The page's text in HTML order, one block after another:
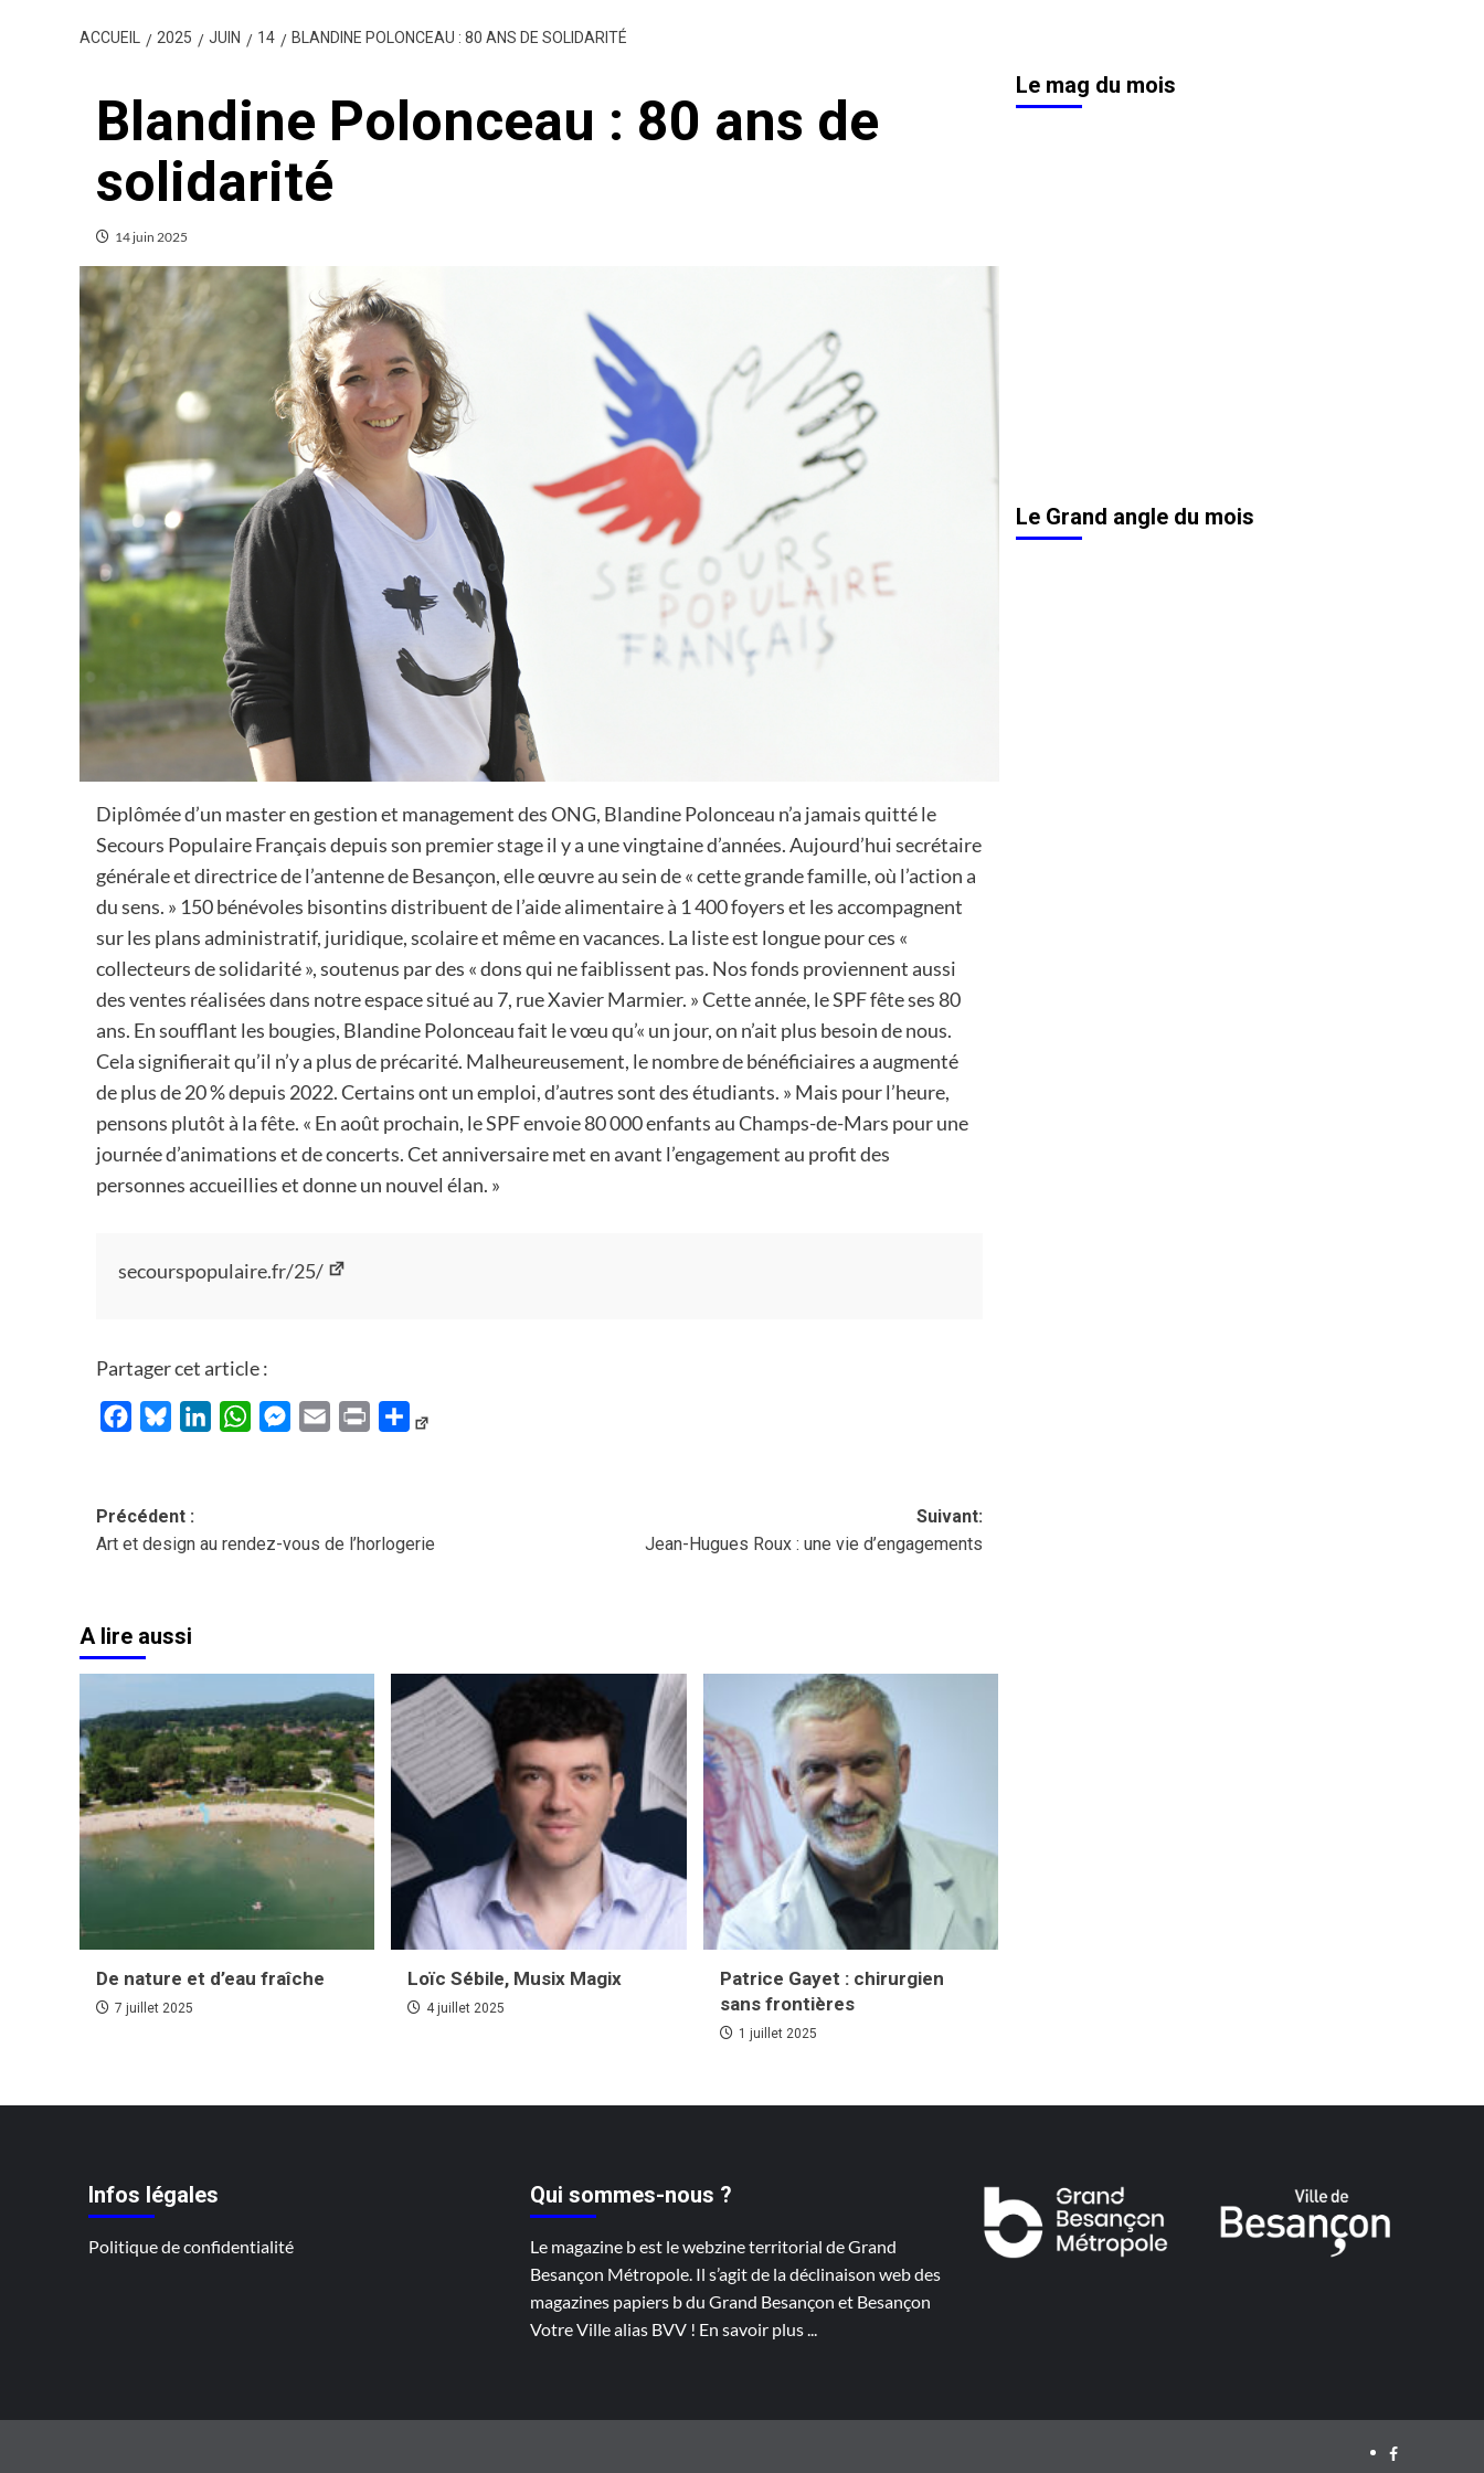
ACCUEIL 2025 JUIN 14 BLANDINE POLONCEAU : 80 ANS DE SOLIDARITÉ
Blandine Polonceau : 80 ans de
solidarité
14 juin 2025
Diplômée d’un master en gestion et management des ONG, Blandine Polonceau n’a jamais quitté le
Secours Populaire Français depuis son premier stage il y a une vingtaine d’années. Aujourd’hui secrétaire
générale et directrice de l’antenne de Besançon, elle œuvre au sein de « cette grande famille, où l’action a
du sens. » 150 bénévoles bisontins distribuent de l’aide alimentaire à 1 400 foyers et les accompagnent
sur les plans administratif, juridique, scolaire et même en vacances. La liste est longue pour ces «
collecteurs de solidarité », soutenus par des « dons qui ne faiblissent pas. Nos fonds proviennent aussi
des ventes réalisées dans notre espace situé au 7, rue Xavier Marmier. » Cette année, le SPF fête ses 80
ans. En soufflant les bougies, Blandine Polonceau fait le vœu qu’« un jour, on n’ait plus besoin de nous.
Cela signifierait qu’il n’y a plus de précarité. Malheureusement, le nombre de bénéficiaires a augmenté
de plus de 20 % depuis 2022. Certains ont un emploi, d’autres sont des étudiants. » Mais pour l’heure,
pensons plutôt à la fête. « En août prochain, le SPF envoie 80 000 enfants au Champs-de-Mars pour une
journée d’animations et de concerts. Cet anniversaire met en avant l’engagement au profit des
personnes accueillies et donne un nouvel élan. »
secourspopulaire.fr/25/
Partager cet article :
FacebookBlueskyLinkedInWhatsAppMessenger
Email Print Partager
Navigation
d’article
Précédent :
Art et design au rendez-vous de l’horlogerie
Suivant:
Jean-Hugues Roux : une vie d’engagements
A lire aussi
De nature et d’eau fraîche
7 juillet 2025
Loïc Sébile, Musix Magix
4 juillet 2025
Patrice Gayet : chirurgien
sans frontières
1 juillet 2025
Le mag du mois
Le Grand angle du mois
Infos légales
Politique de confidentialité
Qui sommes-nous ?
Le magazine b est le webzine territorial de Grand
Besançon Métropole. Il s’agit de la déclinaison web des
magazines papiers b du Grand Besançon et Besançon
Votre Ville alias BVV ! En savoir plus...
Facebook